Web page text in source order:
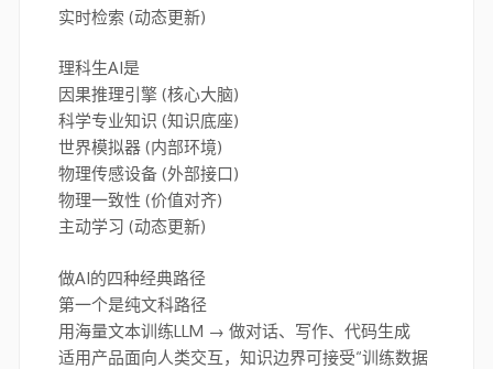
实时检索 (动态更新)
理科生AI是
因果推理引擎 (核心大脑)
科学专业知识 (知识底座)
世界模拟器 (内部环境)
物理传感设备 (外部接口)
物理一致性 (价值对齐)
主动学习 (动态更新)
做AI的四种经典路径
第一个是纯文科路径
用海量文本训练LLM → 做对话、写作、代码生成
适用产品面向人类交互，知识边界可接受“训练数据